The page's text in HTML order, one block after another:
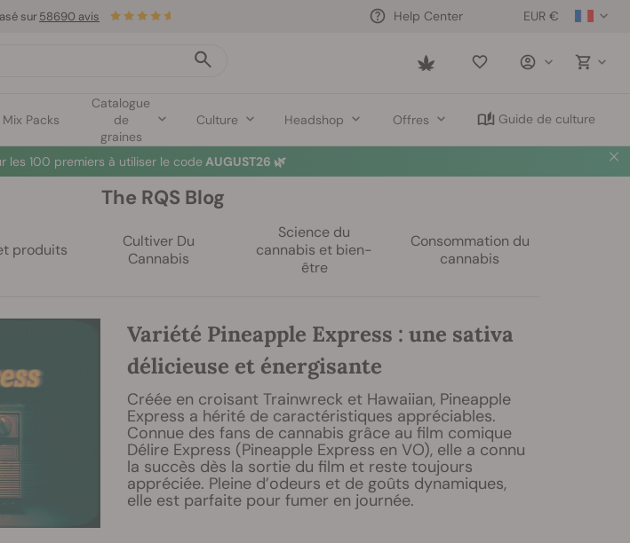
EUR €
Help Center
Saved
Mix Packs
Catalogue
de
graines
Culture Headshop Offres Guide de culture
sur58690 avis
sur certains produits ! ⏤LES ACHETER 🛍️
The RQS Blog
produits
Cultiver Du
Cannabis
Science du
cannabis et bien-
être
Consommation du
cannabis
Variété Pineapple Express : une sativa
délicieuse et énergisante
Créée en croisant Trainwreck et Hawaiian, Pineapple
Express a hérité de caractéristiques appréciables.
Connue des fans de cannabis grâce au film comique
Délire Express (Pineapple Express en VO), elle a connu
la succès dès la sortie du film et reste toujours
appréciée. Pleine d’odeurs et de goûts dynamiques,
elle est parfaite pour fumer en journée.